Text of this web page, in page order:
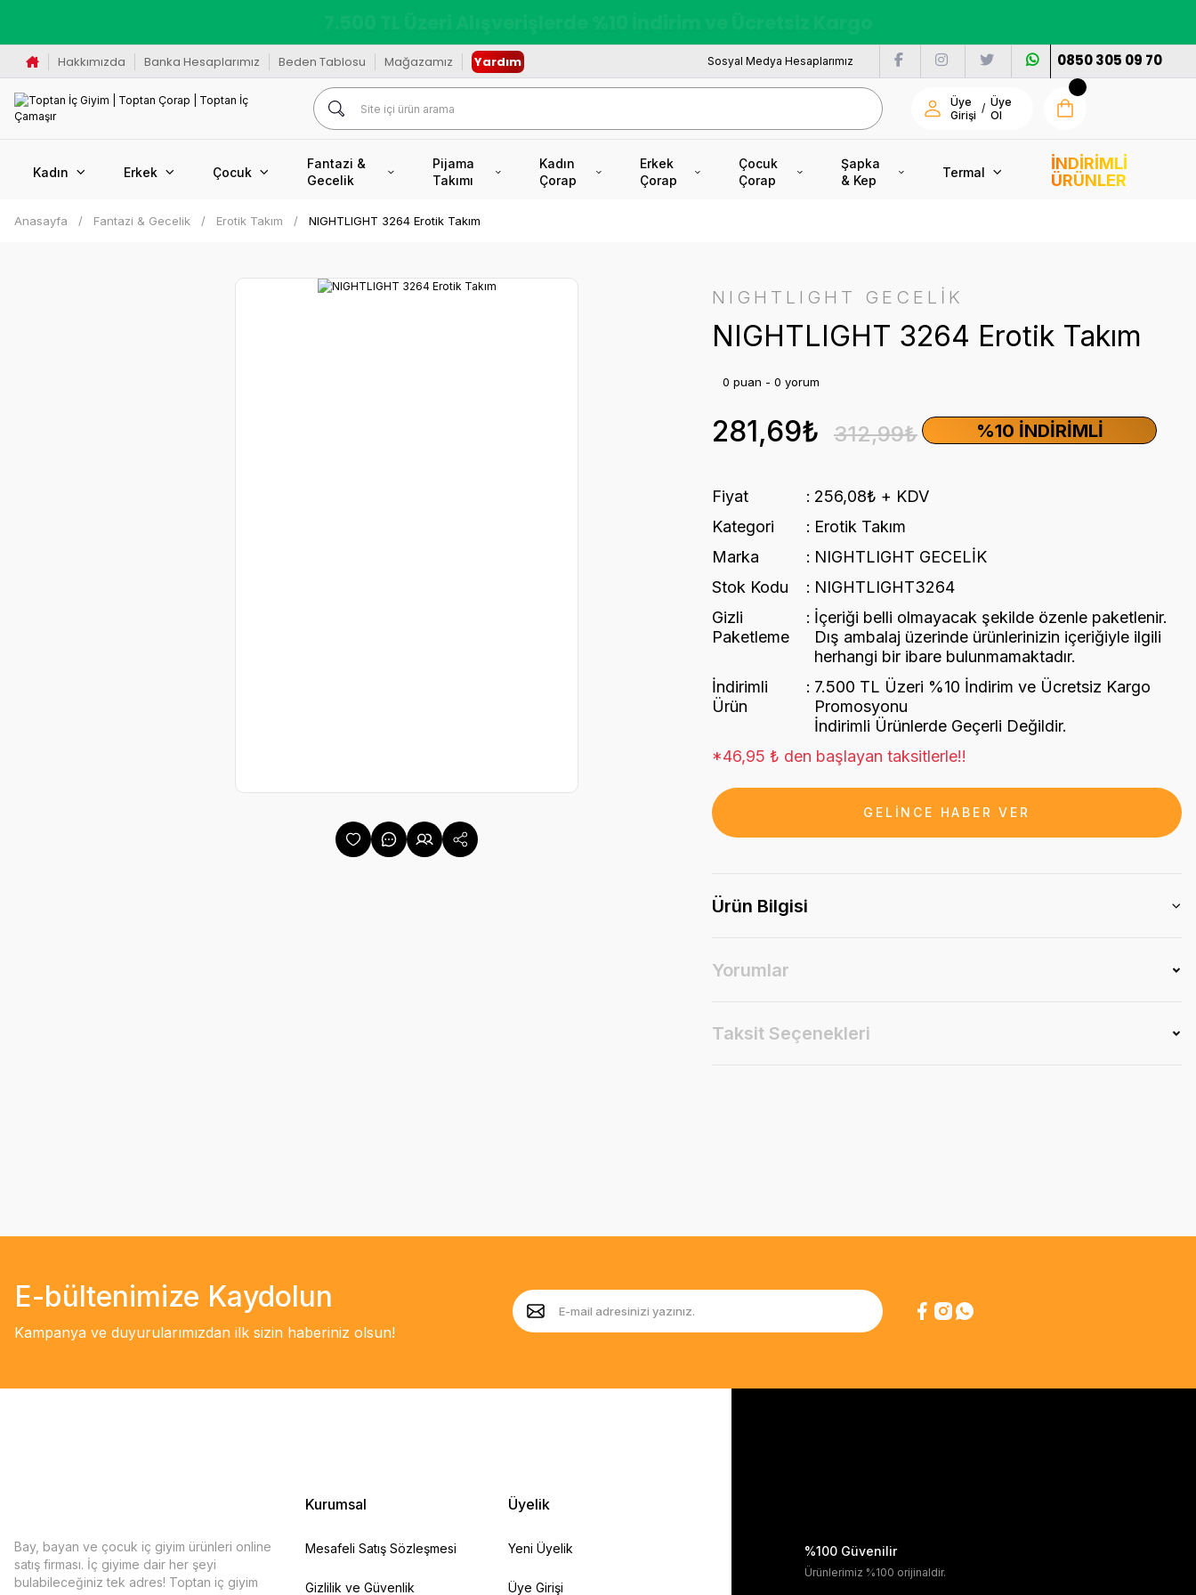
Hakkımızda Banka Hesaplarımız Beden Tablosu Mağazamız Yardım Sosyal Medya Hesaplarımız 0850 305 09 70
Üye
Girişi
/ Üye
Ol
Kadın Erkek Çocuk
Fantazi &
Gecelik
Pijama
Takımı
Kadın
Çorap
Erkek
Çorap
Çocuk
Çorap
Şapka
& Kep
Termal
İNDİRİMLİ
ÜRÜNLER
Anasayfa Fantazi & Gecelik Erotik Takım NIGHTLIGHT 3264 Erotik Takım
NIGHTLIGHT GECELİK
NIGHTLIGHT 3264 Erotik Takım
0 puan - 0 yorum
%10 İNDIRIMLI
281,69₺ 312,99₺
Fiyat
256,08₺ + KDV
Kategori
Erotik Takım
Marka
NIGHTLIGHT GECELİK
Stok Kodu
NIGHTLIGHT3264
Gizli
Paketleme
İçeriği belli olmayacak şekilde özenle paketlenir.
Dış ambalaj üzerinde ürünlerinizin içeriğiyle ilgili
herhangi bir ibare bulunmamaktadır.
İndirimli
Ürün
7.500 TL Üzeri %10 İndirim ve Ücretsiz Kargo
Promosyonu
İndirimli Ürünlerde Geçerli Değildir.
*46,95 ₺ den başlayan taksitlerle!!
GELİNCE HABER VER
Ürün Bilgisi
Yorumlar
Taksit Seçenekleri
E-bültenimize Kaydolun
Kampanya ve duyurularımızdan ilk sizin haberiniz olsun!
Bay, bayan ve çocuk iç giyim ürünleri online
satış firması. İç giyime dair her şeyi
bulabileceğiniz tek adres! Toptan iç giyim
Kurumsal
Mesafeli Satış Sözleşmesi
Gizlilik ve Güvenlik
Üyelik
Yeni Üyelik
Üye Girişi
%100 Güvenilir
Ürünlerimiz %100 orijinaldir.